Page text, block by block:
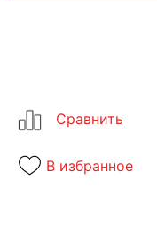
В избранное